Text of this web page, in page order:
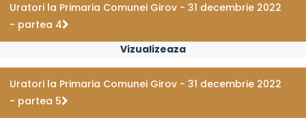
Uratori la Primaria Comunei Girov - 31 decembrie 2022
- partea 4
Vizualizeaza
Uratori la Primaria Comunei Girov - 31 decembrie 2022
- partea 5